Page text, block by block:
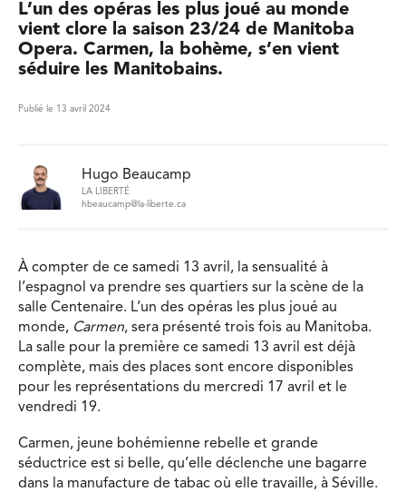
L’un des opéras les plus joué au monde
vient clore la saison 23/24 de Manitoba
Opera. Carmen, la bohème, s’en vient
séduire les Manitobains.
Publié le 13 avril 2024
Hugo Beaucamp
LA LIBERTÉ
hbeaucamp@la-liberte.ca
À compter de ce samedi 13 avril, la sensualité à
l’espagnol va prendre ses quartiers sur la scène de la
salle Centenaire. L’un des opéras les plus joué au
monde, Carmen, sera présenté trois fois au Manitoba.
La salle pour la première ce samedi 13 avril est déjà
complète, mais des places sont encore disponibles
pour les représentations du mercredi 17 avril et le
vendredi 19.
Carmen, jeune bohémienne rebelle et grande
séductrice est si belle, qu’elle déclenche une bagarre
dans la manufacture de tabac où elle travaille, à Séville.